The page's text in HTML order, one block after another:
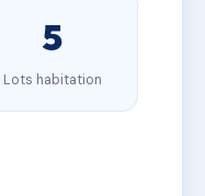
5
Lots habitation